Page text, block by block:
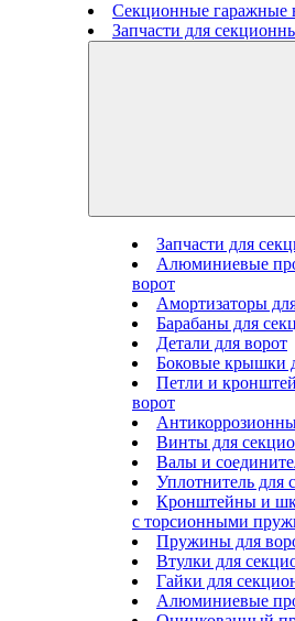
Секционные гаражные
Запчасти для
Запчасти для
Алюминиевые
ворот
Амортизаторы
Барабаны для
Детали для ворот
Боковые крышки
Петли и
ворот
Винты для
Валы и
Уплотнитель для
Кронштейны и
с торсионными
Пружины для
Втулки для
Гайки для
Алюминиевые